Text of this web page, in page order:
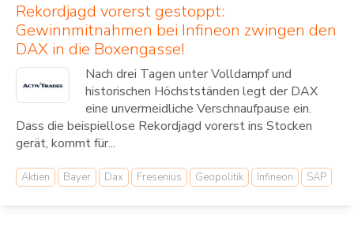
Rekordjagd vorerst gestoppt:
Gewinnmitnahmen bei Infineon zwingen den
DAX in die Boxengasse!
Nach drei Tagen unter Volldampf und
historischen Höchstständen legt der DAX
eine unvermeidliche Verschnaufpause ein.
Dass die beispiellose Rekordjagd vorerst ins Stocken
gerät, kommt für...
Aktien Bayer Dax Fresenius Geopolitik Infineon SAP